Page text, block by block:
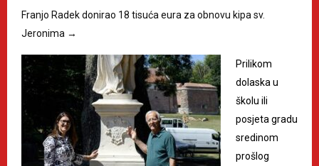
Franjo Radek donirao 18 tisuća eura za obnovu kipa sv.
Jeronima →
Prilikom
dolaska u
školu ili
posjeta gradu
sredinom
prošlog